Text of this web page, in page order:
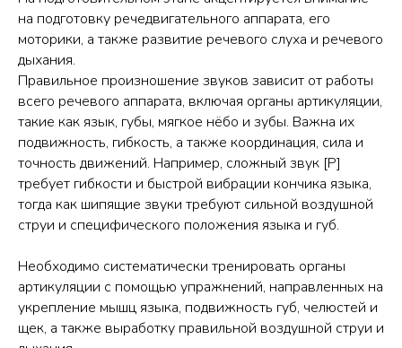
на подготовку речедвигательного аппарата, его
моторики, а также развитие речевого слуха и речевого
дыхания.
Правильное произношение звуков зависит от работы
всего речевого аппарата, включая органы артикуляции,
такие как язык, губы, мягкое нёбо и зубы. Важна их
подвижность, гибкость, а также координация, сила и
точность движений. Например, сложный звук [Р]
требует гибкости и быстрой вибрации кончика языка,
тогда как шипящие звуки требуют сильной воздушной
струи и специфического положения языка и губ.
Необходимо систематически тренировать органы
артикуляции с помощью упражнений, направленных на
укрепление мышц языка, подвижность губ, челюстей и
щек, а также выработку правильной воздушной струи и